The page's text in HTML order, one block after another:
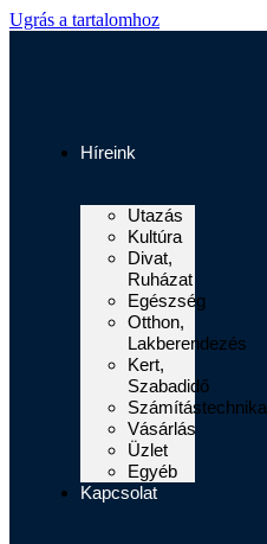
Ugrás a tartalomhoz
Híreink
Utazás
Kultúra
Divat,
Ruházat
Egészség
Otthon,
Lakberendezés
Kert,
Szabadidő
Számítástechnika
Vásárlás
Üzlet
Egyéb
Kapcsolat